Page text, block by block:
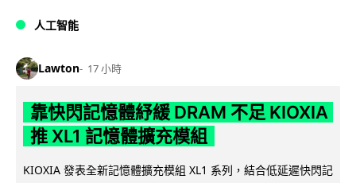
人工智能
Lawton 17 小時
靠快閃記憶體紓緩 DRAM 不足 KIOXIA
推 XL1 記憶體擴充模組
KIOXIA 發表全新記憶體擴充模組 XL1 系列，結合低延遲快閃記